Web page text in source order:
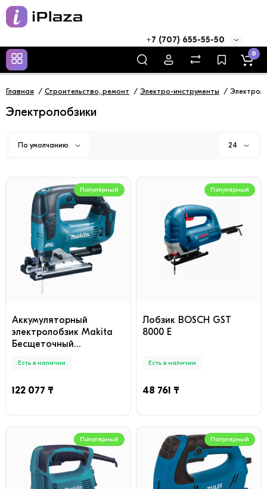
+7 (707) 655-55-50
0
Главная Строительство, ремонт Электро-инструменты
Электролобзики
По умолчанию 24
Популярный
Аккумуляторный
электролобзик Makita
Бесщеточный
Makita XVJ03Z (DJV182Z)
аккумулятора и
Есть в наличии
122 077 ₸
Популярный
Лобзик BOSCH GST
8000 E
Есть в наличии
48 761 ₸
Популярный Популярный